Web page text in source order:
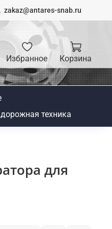
zakaz@antares-snab.ru
Избранное Корзина
техника
для